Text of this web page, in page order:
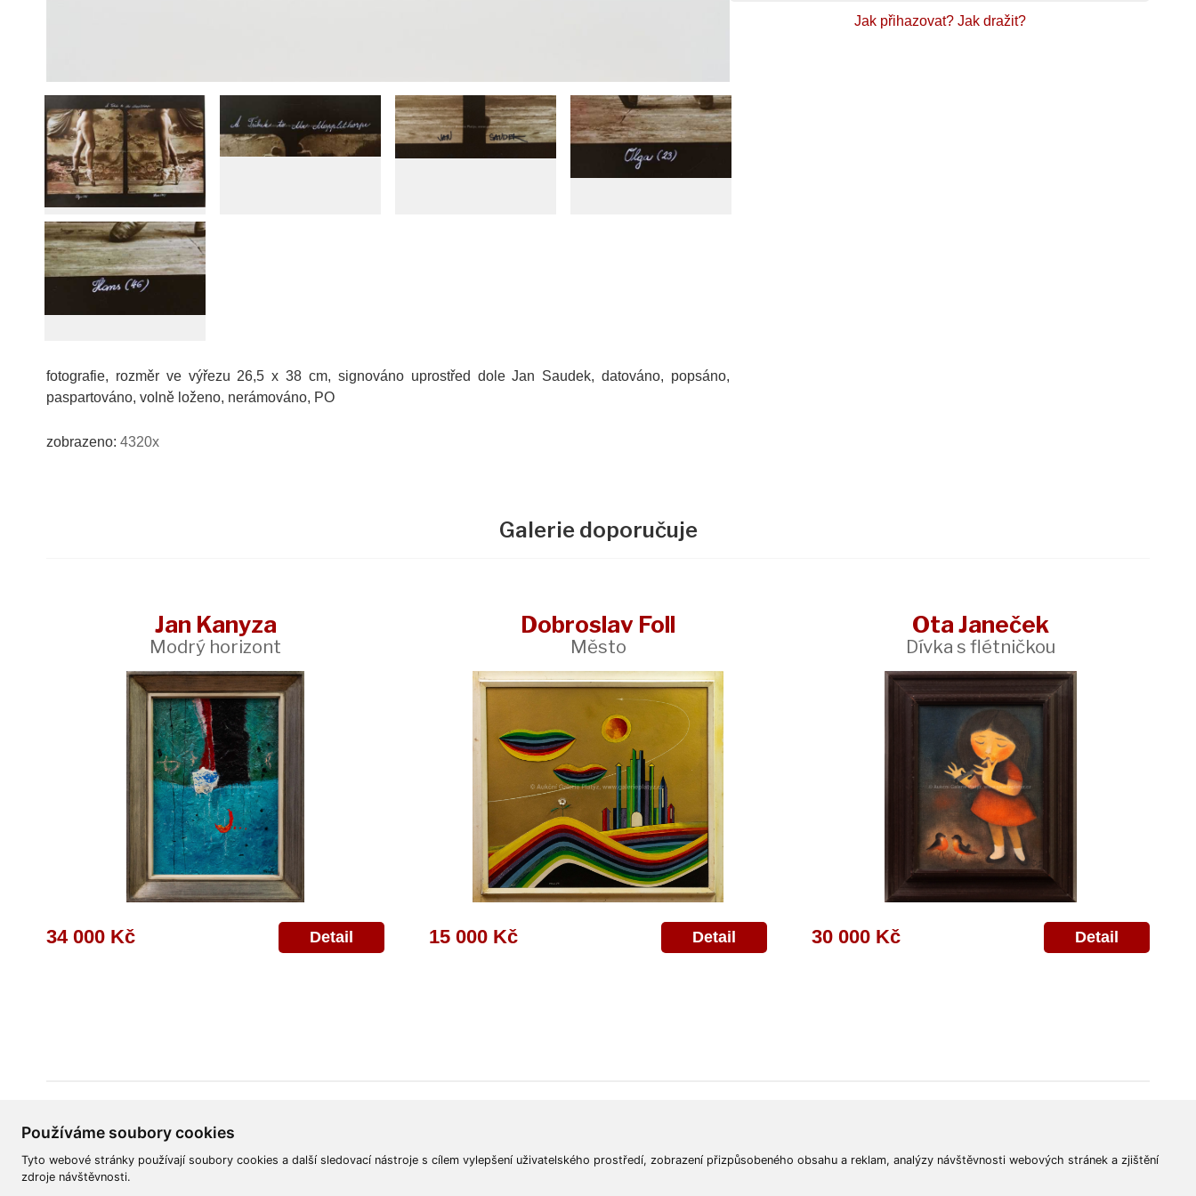
Používáme soubory cookies
Tyto webové stránky používají soubory cookies a další sledovací nástroje s cílem vylepšení uživatelského prostředí, zobrazení přizpůsobeného obsahu a reklam, analýzy návštěvnosti webových stránek a zjištění
zdroje návštěvnosti.
fotografie, rozměr ve výřezu 26,5 x 38 cm, signováno uprostřed dole Jan Saudek, datováno, popsáno,
paspartováno, volně loženo, nerámováno, PO
zobrazeno: 4320x
Jak přihazovat? Jak dražit?
Galerie doporučuje
Jan Kanyza
Modrý horizont
34 000 Kč Detail
Dobroslav Foll
Město
15 000 Kč Detail
Ota Janeček
Dívka s flétničkou
30 000 Kč Detail